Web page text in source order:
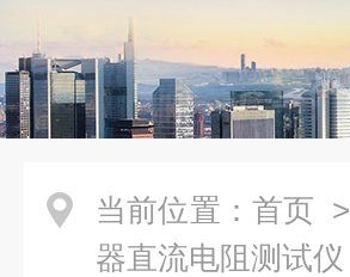
当前位置： 首页 >
器直流电阻测试仪